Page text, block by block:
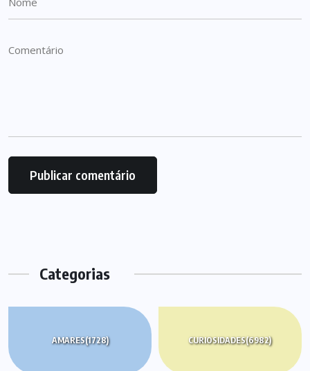
Categorias
AMARES(1728) CURIOSIDADES(6982)